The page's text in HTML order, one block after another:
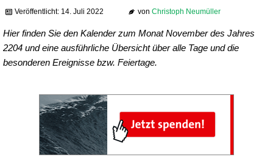
Veröffentlicht: 14. Juli 2022 von Christoph Neumüller
Hier finden Sie den Kalender zum Monat November des Jahres
2204 und eine ausführliche Übersicht über alle Tage und die
besonderen Ereignisse bzw. Feiertage.